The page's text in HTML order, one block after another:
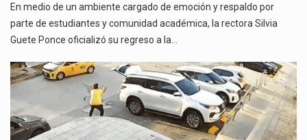
En medio de un ambiente cargado de emoción y respaldo por
parte de estudiantes y comunidad académica, la rectora Silvia
Guete Ponce oficializó su regreso a la…